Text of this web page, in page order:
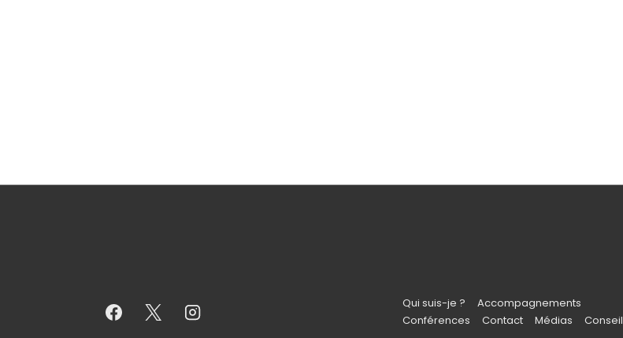
Qui suis-je ?
Accompagnements
Conférences
Contact Médias Conseil